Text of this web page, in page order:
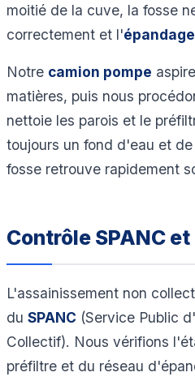
moitié de la cuve, la fosse
correctement et l'épandage
Notre camion pompe
matières, puis nous
nettoie les parois et le
toujours un fond d'eau et
fosse retrouve rapidement
Contrôle SPANC
L'assainissement non
du SPANC (Service Public
Collectif). Nous vérifions
préfiltre et du réseau